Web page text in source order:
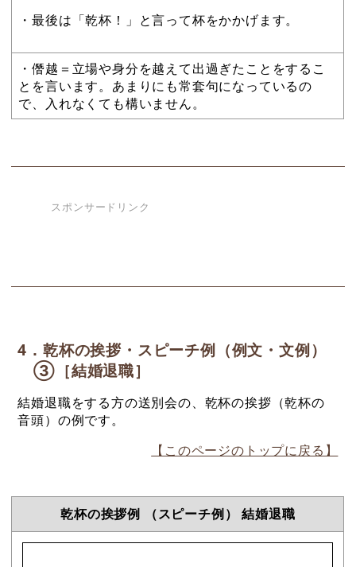
・最後は「乾杯！」と言って杯をかかげます。
・僭越＝立場や身分を越えて出過ぎたことをするこ
とを言います。あまりにも常套句になっているの
で、入れなくても構いません。
スポンサードリンク
4．乾杯の挨拶・スピーチ例（例文・文例）
③［結婚退職］
結婚退職をする方の送別会の、乾杯の挨拶（乾杯の
音頭）の例です。
【このページのトップに戻る】
乾杯の挨拶例 （スピーチ例） 結婚退職